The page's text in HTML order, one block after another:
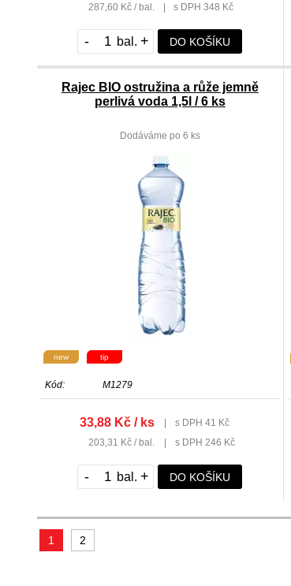
287,60 Kč / bal.
s DPH 348 Kč
- + DO KOŠÍKU
Rajec BIO ostružina a růže jemně
perlivá voda 1,5l / 6 ks
Dodáváme po 6 ks
new tip
Kód: M1279
33,88 Kč / ks
s DPH 41 Kč
203,31 Kč / bal.
s DPH 246 Kč
- + DO KOŠÍKU
1 2